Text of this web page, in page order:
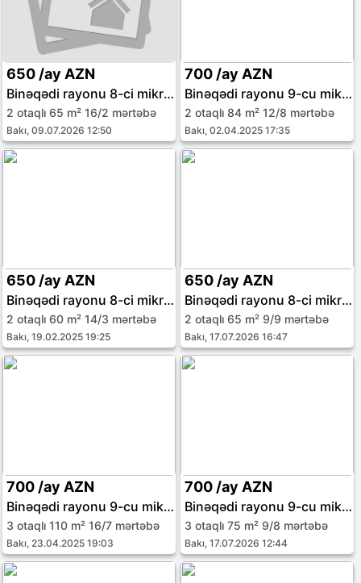
650 /ay AZN
Binəqədi rayonu 8-ci mikrorayon
2 otaqlı 65 m² 16/2 mərtəbə
Bakı, 09.07.2026 12:50
700 /ay AZN
Binəqədi rayonu 9-cu mikrorayon
2 otaqlı 84 m² 12/8 mərtəbə
Bakı, 02.04.2025 17:35
650 /ay AZN
Binəqədi rayonu 8-ci mikrorayon
2 otaqlı 60 m² 14/3 mərtəbə
Bakı, 19.02.2025 19:25
650 /ay AZN
Binəqədi rayonu 8-ci mikrorayon
2 otaqlı 65 m² 9/9 mərtəbə
Bakı, 17.07.2026 16:47
700 /ay AZN
Binəqədi rayonu 9-cu mikrorayon
3 otaqlı 110 m² 16/7 mərtəbə
Bakı, 23.04.2025 19:03
700 /ay AZN
Binəqədi rayonu 9-cu mikrorayon
3 otaqlı 75 m² 9/8 mərtəbə
Bakı, 17.07.2026 12:44